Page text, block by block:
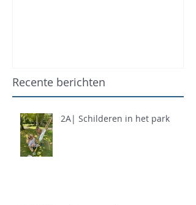
Recente berichten
2A| Schilderen in het park